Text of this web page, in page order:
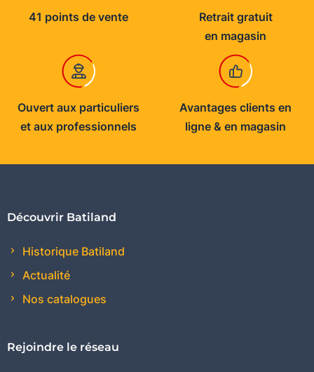
41 points de vente
Retrait gratuit
en magasin
Ouvert aux particuliers
et aux professionnels
Avantages clients en
ligne & en magasin
Découvrir Batiland
Historique Batiland
Actualité
Nos catalogues
Rejoindre le réseau